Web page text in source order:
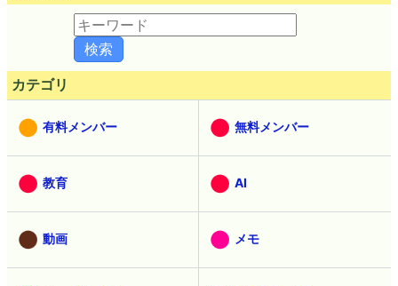
カテゴリ
有料メンバー 無料メンバー
教育 AI
動画 メモ